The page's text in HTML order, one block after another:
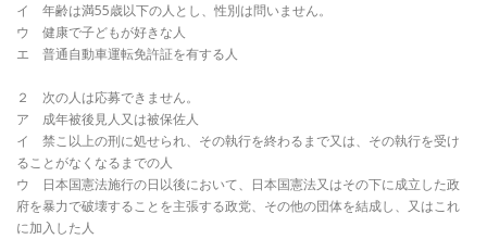
イ 年齢は満55歳以下の人とし、性別は問いません。
ウ 健康で子どもが好きな人
エ 普通自動車運転免許証を有する人
２ 次の人は応募できません。
ア 成年被後見人又は被保佐人
イ 禁こ以上の刑に処せられ、その執行を終わるまで又は、その執行を受け
ることがなくなるまでの人
ウ 日本国憲法施行の日以後において、日本国憲法又はその下に成立した政
府を暴力で破壊することを主張する政党、その他の団体を結成し、又はこれ
に加入した人